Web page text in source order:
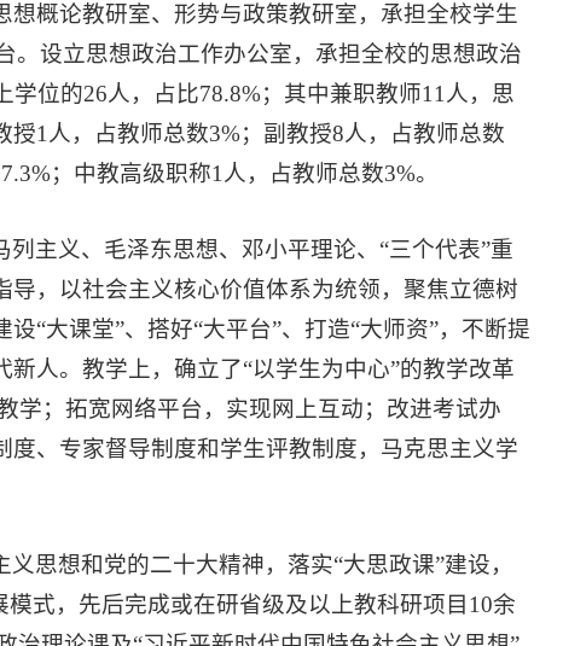
概论教研室、形势与政策教研室，承担全校学生
。设立思想政治工作办公室，承担全校的思想政治
位的26人，占比78.8%；其中兼职教师11人，思
1人，占教师总数3%；副教授8人，占教师总数
；中教高级职称1人，占教师总数3%。
主义、毛泽东思想、邓小平理论、“三个代表”重
，以社会主义核心价值体系为统领，聚焦立德树
“大课堂”、搭好“大平台”、打造“大师资”，不断提
人。教学上，确立了“以学生为中心”的教学改革
学；拓宽网络平台，实现网上互动；改进考试办
、专家督导制度和学生评教制度，马克思主义学
思想和党的二十大精神，落实“大思政课”建设，
式，先后完成或在研省级及以上教科研项目10余